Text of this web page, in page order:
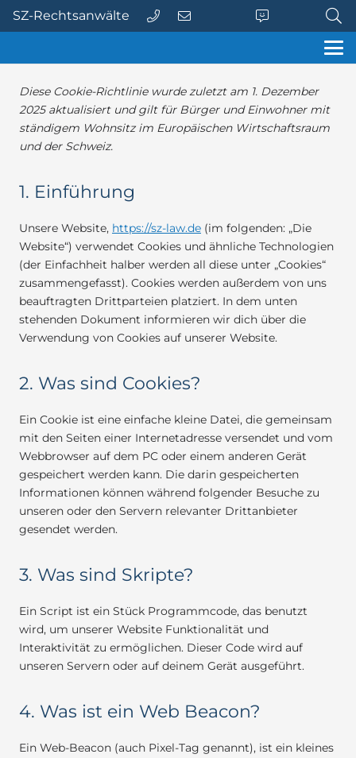
SZ-Rechtsanwälte
Diese Cookie-Richtlinie wurde zuletzt am 1. Dezember
2025 aktualisiert und gilt für Bürger und Einwohner mit
ständigem Wohnsitz im Europäischen Wirtschaftsraum
und der Schweiz.
1. Einführung
Unsere Website, https://sz-law.de (im folgenden: „Die
Website“) verwendet Cookies und ähnliche Technologien
(der Einfachheit halber werden all diese unter „Cookies“
zusammengefasst). Cookies werden außerdem von uns
beauftragten Drittparteien platziert. In dem unten
stehenden Dokument informieren wir dich über die
Verwendung von Cookies auf unserer Website.
2. Was sind Cookies?
Ein Cookie ist eine einfache kleine Datei, die gemeinsam
mit den Seiten einer Internetadresse versendet und vom
Webbrowser auf dem PC oder einem anderen Gerät
gespeichert werden kann. Die darin gespeicherten
Informationen können während folgender Besuche zu
unseren oder den Servern relevanter Drittanbieter
gesendet werden.
3. Was sind Skripte?
Ein Script ist ein Stück Programmcode, das benutzt
wird, um unserer Website Funktionalität und
Interaktivität zu ermöglichen. Dieser Code wird auf
unseren Servern oder auf deinem Gerät ausgeführt.
4. Was ist ein Web Beacon?
Ein Web-Beacon (auch Pixel-Tag genannt), ist ein kleines